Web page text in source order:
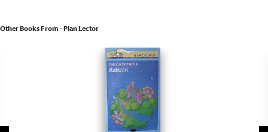
Other Books From - Plan Lector